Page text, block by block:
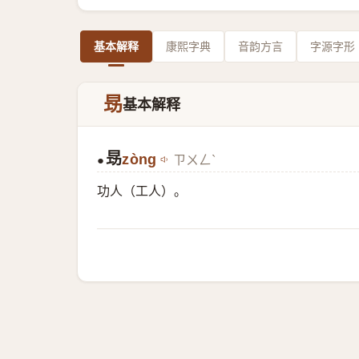
基本解释 康熙字典 音韵方言 字源字形
昮基本解释
● 昮zòng ㄗㄨㄥˋ
功人（工人）。